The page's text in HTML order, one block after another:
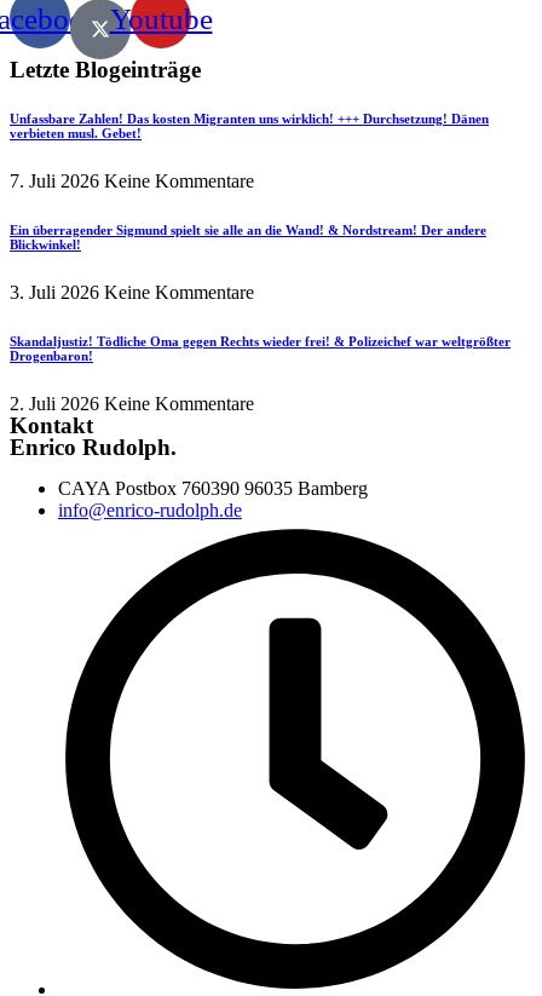
Youtube
Letzte Blogeinträge
Unfassbare Zahlen! Das kosten Migranten uns wirklich! +++ Durchsetzung! Dänen
verbieten musl. Gebet!
7. Juli 2026 Keine Kommentare
Ein überragender Sigmund spielt sie alle an die Wand! & Nordstream! Der andere
Blickwinkel!
3. Juli 2026 Keine Kommentare
Skandaljustiz! Tödliche Oma gegen Rechts wieder frei! & Polizeichef war weltgrößter
Drogenbaron!
2. Juli 2026 Keine Kommentare
Kontakt
Enrico Rudolph.
CAYA Postbox 760390 96035 Bamberg
info@enrico-rudolph.de